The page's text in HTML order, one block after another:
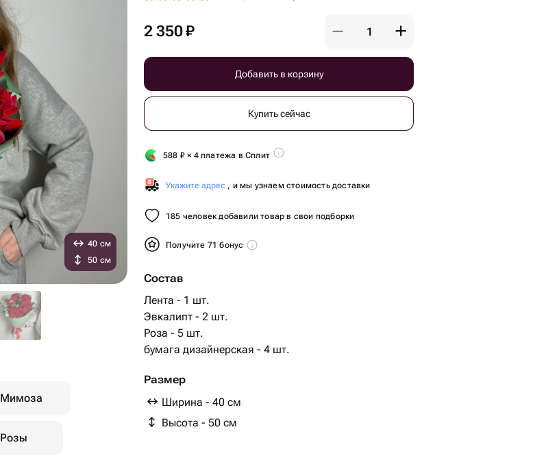
2 350₽
Добавить в корзину
Купить сейчас
588 ₽ × 4 платежа в Сплит
Укажите адрес , и мы узнаем стоимость доставки
185 человек добавили товар в свои подборки
Получите 71 бонус
Состав
Лента - 1 шт.
Эвкалипт - 2 шт.
Роза - 5 шт.
бумага дизайнерская - 4 шт.
Размер
Ширина - 40 см
Высота - 50 см
40 см
50 см
Мимоза
Розы